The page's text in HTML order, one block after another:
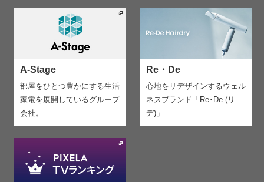
A-Stage
部屋をひとつ豊かにする生活
家電を展開しているグループ
会社。
Re・De
心地をリデザインするウェル
ネスブランド「Re･De (リ
デ)」